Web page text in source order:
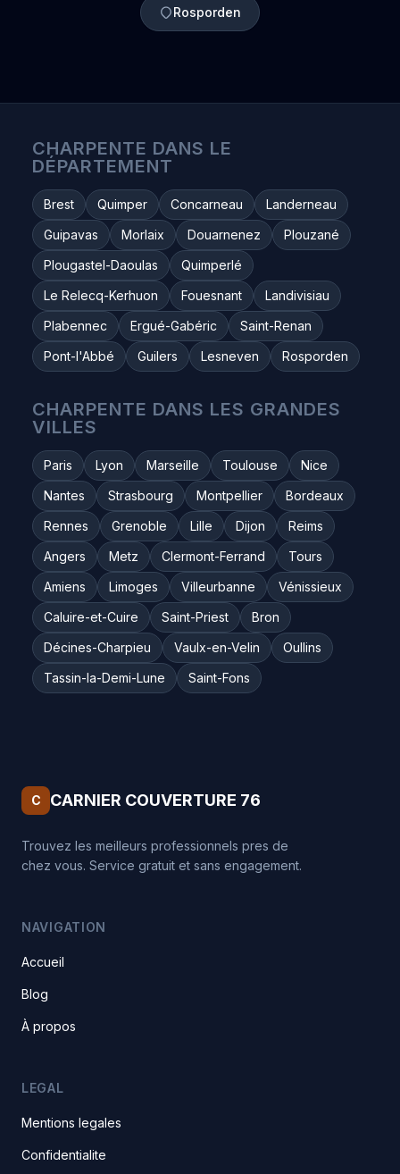
Rosporden
CHARPENTE DANS LE
DÉPARTEMENT
Brest Quimper Concarneau
Landerneau
Guipavas
Morlaix Douarnenez
Plouzané
Plougastel-Daoulas
Quimperlé
Le Relecq-Kerhuon
Fouesnant
Landivisiau
Plabennec
Ergué-Gabéric
Saint-Renan
Pont-l'Abbé
Guilers Lesneven Rosporden
CHARPENTE DANS LES GRANDES
VILLES
Paris Lyon Marseille Toulouse
Nice
Nantes
Strasbourg Montpellier
Bordeaux
Rennes
Grenoble Lille Dijon
Reims
Angers
Metz Clermont-Ferrand
Tours
Amiens
Limoges Villeurbanne
Vénissieux
Caluire-et-Cuire
Saint-Priest
Bron
Décines-Charpieu
Vaulx-en-Velin
Oullins
Tassin-la-Demi-Lune
Saint-Fons
C CARNIER COUVERTURE 76
Trouvez les meilleurs professionnels pres de
chez vous. Service gratuit et sans engagement.
NAVIGATION
Accueil
Blog
À propos
LEGAL
Mentions legales
Confidentialite